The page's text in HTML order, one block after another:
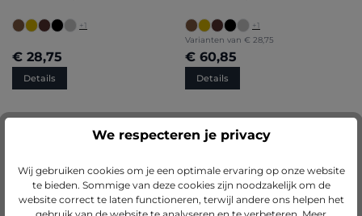
+1
€ 28,75
Details
+1
Varianten van € 28,75
€ 60,85
Details
Gemiddelde waardering van 4.75 van 5 sterrenGemiddelde waardering van 4.75
(4)
Varianten van
We respecteren je privacy
Wij gebruiken cookies om je een optimale ervaring op onze website
te bieden. Sommige van deze cookies zijn noodzakelijk om de
website correct te laten functioneren, terwijl andere ons helpen het